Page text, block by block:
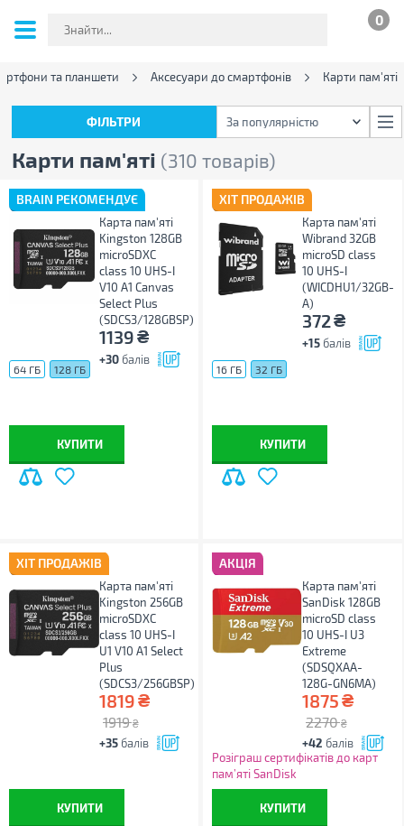
0
та планшети Аксесуари до смартфонів Карти пам'яті
Карти пам'яті (310 товарів)
ФІЛЬТРИ За популярністю
BRAIN РЕКОМЕНДУЄ
Карта пам'яті
Kingston 128GB
microSDXC
class 10 UHS-I
V10 A1 Canvas
Select Plus
(SDCS3/128GBSP)
1139₴
+30 балів
64 ГБ 128 ГБ
КУПИТИ
ХІТ ПРОДАЖІВ
Карта пам'яті
Wibrand 32GB
microSD class
10 UHS-I
(WICDHU1/32GB-
A)
372₴
+15 балів
16 ГБ 32 ГБ
КУПИТИ
ХІТ ПРОДАЖІВ
Карта пам'яті
Kingston 256GB
microSDXC
class 10 UHS-I
U1 V10 A1 Select
Plus
(SDCS3/256GBSP)
1819₴
1919 ₴
+35 балів
КУПИТИ
АКЦІЯ
Карта пам'яті
SanDisk 128GB
microSD class
10 UHS-I U3
Extreme
(SDSQXAA-
128G-GN6MA)
1875₴
2270 ₴
+42 балів
Розіграш сертифікатів до карт
пам’яті SanDisk
КУПИТИ
ФІЛЬТРИ За популярністю